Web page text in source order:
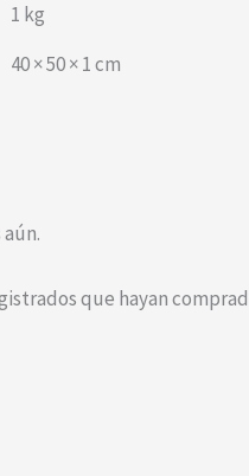
1 kg
40 × 50 × 1 cm
que hayan